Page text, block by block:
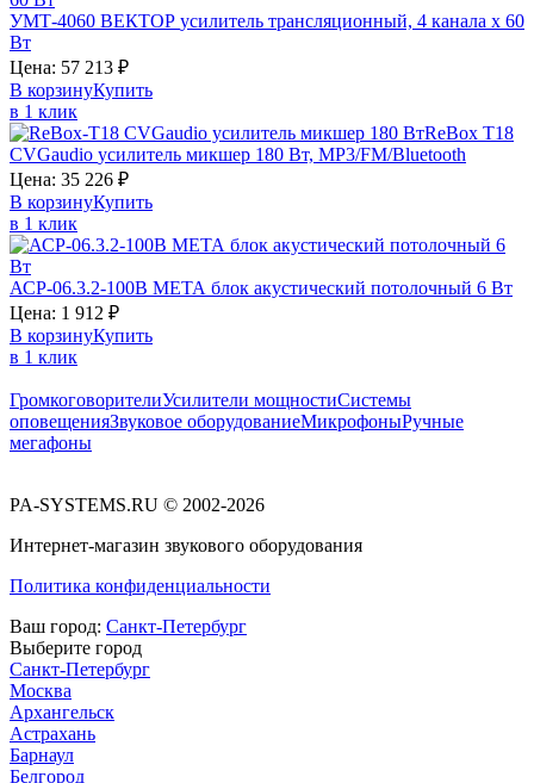
УМТ-4060 ВЕКТОР усилитель трансляционный, 4 канала х 60
Вт
Цена: 57 213 ₽
В корзинуКупить
в 1 клик
ReBox T18
CVGaudio усилитель микшер 180 Вт, MP3/FM/Bluetooth
Цена: 35 226 ₽
В корзинуКупить
в 1 клик
АСР-06.3.2-100В МЕТА блок акустический потолочный 6 Вт
Цена: 1 912 ₽
В корзинуКупить
в 1 клик
ГромкоговорителиУсилители мощностиСистемы
оповещенияЗвуковое оборудованиеМикрофоныРучные
мегафоны
PA-SYSTEMS.RU © 2002-2026
Интернет-магазин звукового оборудования
Политика конфиденциальности
Ваш город: Санкт-Петербург
Выберите город
Санкт-Петербург
Москва
Архангельск
Астрахань
Барнаул
Белгород